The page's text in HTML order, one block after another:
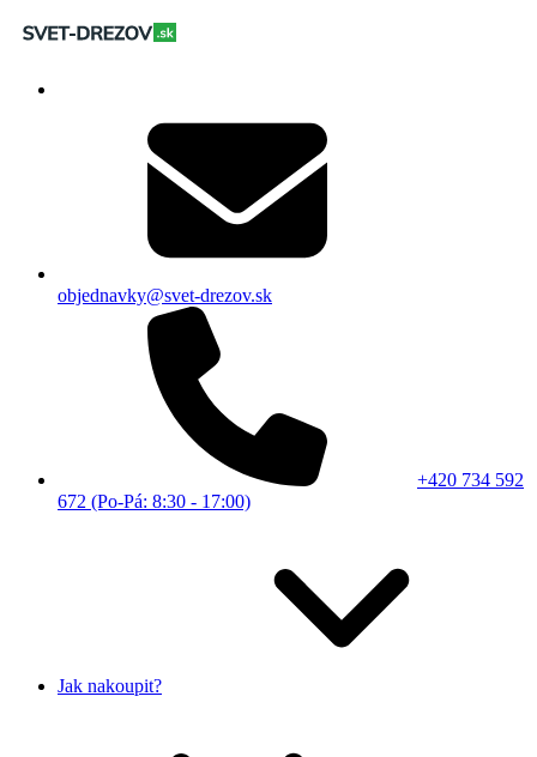
objednavky@svet-drezov.sk
+420 734 592
672 (Po-Pá: 8:30 - 17:00)
Jak nakoupit?